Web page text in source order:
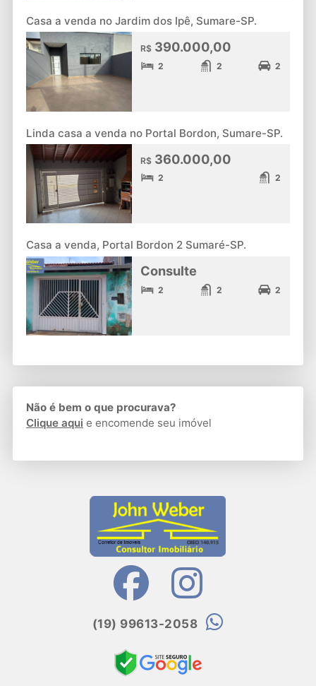
Casa a venda no Jardim dos Ipê, Sumare-SP.
R$390.000,00
2 2 2
Linda casa a venda no Portal Bordon, Sumare-SP.
R$360.000,00
2 2
Casa a venda, Portal Bordon 2 Sumaré-SP.
Consulte
2 2 2
Não é bem o que procurava?
Clique aqui e encomende seu imóvel
(19) 99613-2058